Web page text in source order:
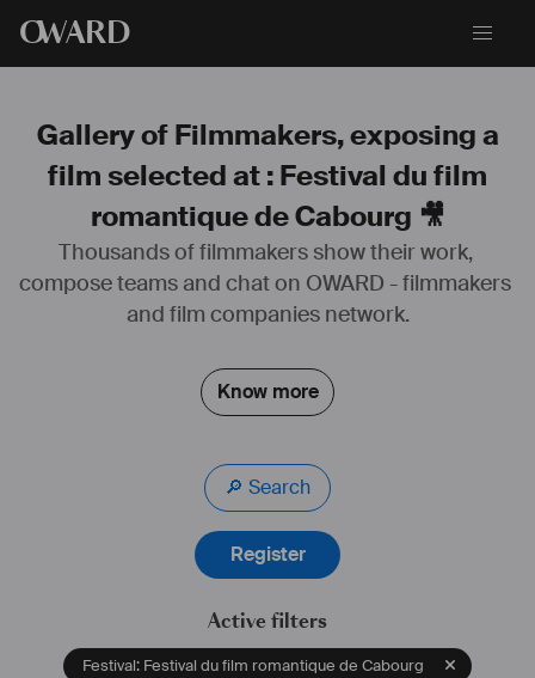
OWARD
Gallery of Filmmakers, exposing a
film selected at : Festival du film
romantique de Cabourg 🎥
Thousands of filmmakers show their work,
compose teams and chat on OWARD - filmmakers
and film companies network.
Know more
🔎 Search
Register
Active filters
Festival: Festival du film romantique de Cabourg
IMdB
https://www.imdb.com/name/nm1241870/?ref_=fn_al_nm_1
Page Unifrance
http://www.unifrance.org/annuaires/personne/359396/dora-sela
https://dorasela.fr/
CV
https://www.canva.com/design/DAFCtxT2BGw/